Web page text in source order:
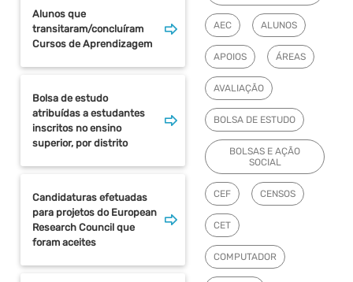
Alunos que
transitaram/concluíram
Cursos de Aprendizagem
Bolsa de estudo
atribuídas a estudantes
inscritos no ensino
superior, por distrito
Candidaturas efetuadas
para projetos do European
Research Council que
foram aceites
AEC ALUNOS
APOIOS ÁREAS
AVALIAÇÃO
BOLSA DE ESTUDO
BOLSAS E AÇÃO
SOCIAL
CEF CENSOS
CET
COMPUTADOR